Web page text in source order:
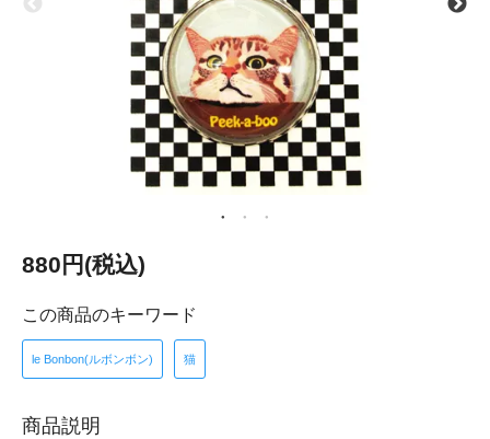
880円(税込)
この商品のキーワード
le Bonbon(ルボンボン) 猫
商品説明